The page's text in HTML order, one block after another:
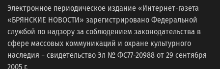
Электронное периодическое издание «Интернет-газета
«БРЯНСКИЕ НОВОСТИ» зарегистрировано Федеральной
службой по надзору за соблюдением законодательства в
сфере массовых коммуникаций и охране культурного
наследия − свидетельство Эл № ФС77-20988 от 29 сентября
2005 г.